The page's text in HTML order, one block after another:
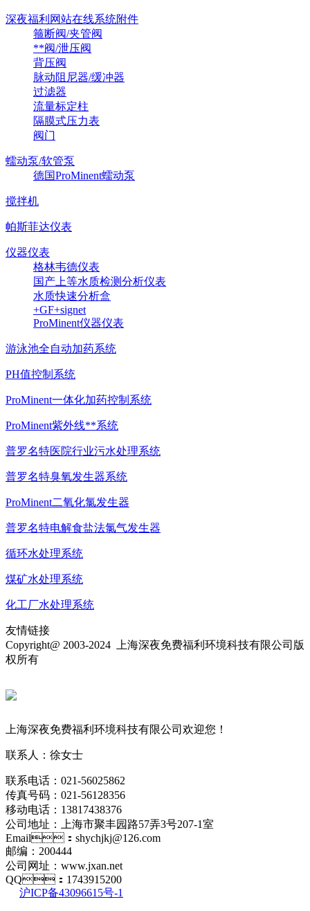
深夜福利网站在线系统附件
箍断阀/夹管阀
**阀/泄压阀
背压阀
脉动阻尼器/缓冲器
过滤器
流量标定柱
隔膜式压力表
阀门
蠕动泵/软管泵
德国ProMinent蠕动泵
搅拌机
帕斯菲达仪表
仪器仪表
格林韦德仪表
国产上等水质检测分析仪表
水质快速分析盒
+GF+signet
ProMinent仪器仪表
游泳池全自动加药系统
PH值控制系统
ProMinent一体化加药控制系统
ProMinent紫外线**系统
普罗名特医院行业污水处理系统
普罗名特臭氧发生器系统
ProMinent二氧化氯发生器
普罗名特电解食盐法氯气发生器
循环水处理系统
煤矿水处理系统
化工厂水处理系统
友情链接
Copyright@ 2003-2024
上海深夜免费福利环境科技有限公司 版
权所有
上海深夜免费福利环境科技有限公司欢迎您！
联系人：徐女士
联系电话：021-56025862
传真号码：021-56128356
移动电话：13817438376
公司地址：
上海市聚丰园路57弄3号207-1室
Email：shychjkj@126.com
邮编：200444
公司网址：www.jxan.net
QQ：1743915200
沪ICP备43096615号-1